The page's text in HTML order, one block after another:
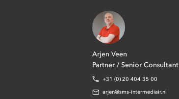
Arjen Veen
Partner / Senior Consultant
+31 (0) 20 404 35 00
arjen@sms-intermediair.nl